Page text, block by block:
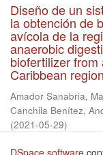
Diseño de un
la obtención de
avícola de la
anaerobic
biofertilizer
Caribbean region
Amador Sanabria,
Canchila Benítez,
(2021-05-29)
DSpace software